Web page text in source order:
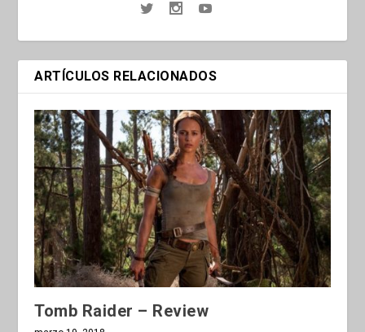
ARTÍCULOS RELACIONADOS
Tomb Raider – Review